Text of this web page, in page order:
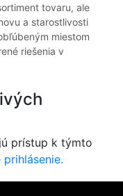
tovaru, ale
a starostlivosti
miestom
riešenia v
prístup k týmto